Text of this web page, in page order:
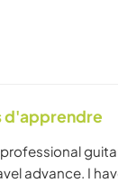
d'apprendre
advance. I